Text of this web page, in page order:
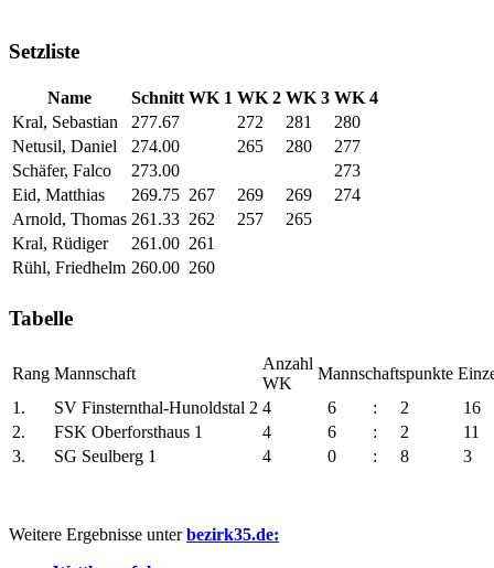
Setzliste
Name Schnitt WK 1 WK 2 WK 3 WK 4
Kral, Sebastian
277.67 272 281
280
Netusil, Daniel
274.00 265 280
277
Schäfer, Falco
273.00
273
Eid, Matthias
269.75 267 269 269
274
Arnold, Thomas 261.33 262 257
265
Kral, Rüdiger
261.00 261
Rühl, Friedhelm 260.00 260
Tabelle
Rang Mannschaft
Anzahl
WK
Mannschaftspunkte
1.
SV Finsternthal-Hunoldstal 2 4 6 : 2
16
2.
FSK Oberforsthaus 1 4 6 : 2
11
3.
SG Seulberg 1 4 0 : 8 3
Weitere Ergebnisse unterbezirk35.de: